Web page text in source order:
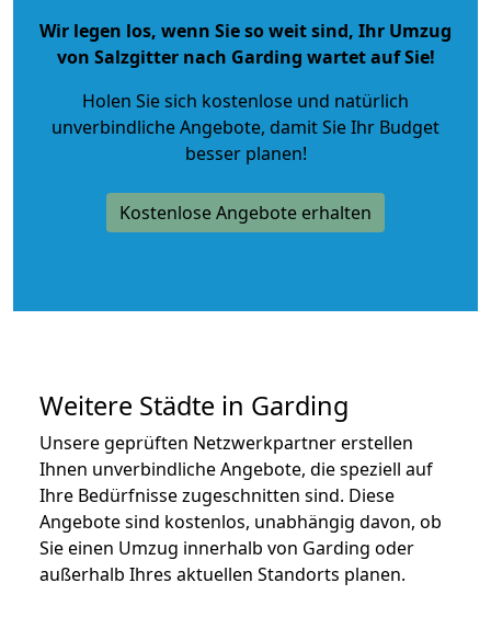
Wir legen los, wenn Sie so weit sind, Ihr Umzug
von Salzgitter nach Garding wartet auf Sie!
Holen Sie sich kostenlose und natürlich
unverbindliche Angebote, damit Sie Ihr Budget
besser planen!
Kostenlose Angebote erhalten
Weitere Städte in Garding
Unsere geprüften Netzwerkpartner erstellen
Ihnen unverbindliche Angebote, die speziell auf
Ihre Bedürfnisse zugeschnitten sind. Diese
Angebote sind kostenlos, unabhängig davon, ob
Sie einen Umzug innerhalb von Garding oder
außerhalb Ihres aktuellen Standorts planen.